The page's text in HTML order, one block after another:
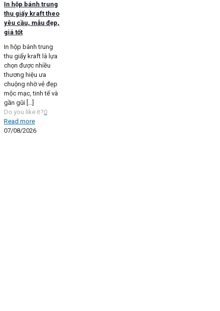
In hộp bánh trung
thu giấy kraft theo
yêu cầu, mẫu đẹp,
giá tốt
In hộp bánh trung
thu giấy kraft là lựa
chọn được nhiều
thương hiệu ưa
chuộng nhờ vẻ đẹp
mộc mạc, tinh tế và
gần gũi
Do you like it?0
Read more
07/08/2026